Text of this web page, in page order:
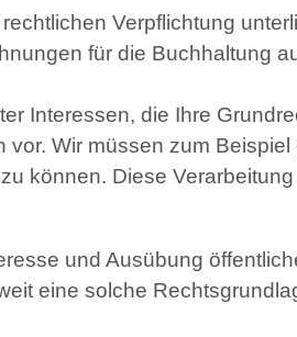
Verpflichtung
für die Buchhaltung
Interessen, die Ihre
Wir müssen zum
können. Diese
und Ausübung
eine solche